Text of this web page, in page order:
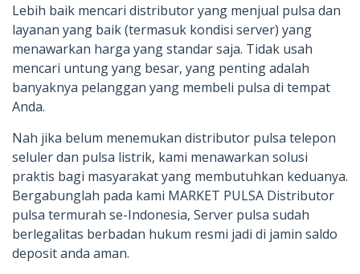
Lebih baik mencari distributor yang menjual pulsa dan
layanan yang baik (termasuk kondisi server) yang
menawarkan harga yang standar saja. Tidak usah
mencari untung yang besar, yang penting adalah
banyaknya pelanggan yang membeli pulsa di tempat
Anda.
Nah jika belum menemukan distributor pulsa telepon
seluler dan pulsa listrik, kami menawarkan solusi
praktis bagi masyarakat yang membutuhkan keduanya.
Bergabunglah pada kami MARKET PULSA Distributor
pulsa termurah se-Indonesia, Server pulsa sudah
berlegalitas berbadan hukum resmi jadi di jamin saldo
deposit anda aman.